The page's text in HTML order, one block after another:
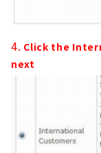
4. Click the
next